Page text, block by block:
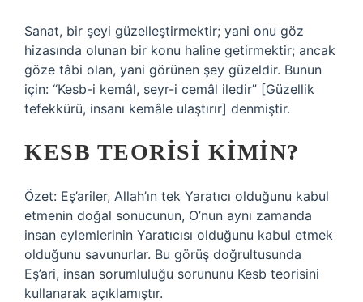
Sanat, bir şeyi güzelleştirmektir; yani onu göz
hizasında olunan bir konu haline getirmektir; ancak
göze tâbi olan, yani görünen şey güzeldir. Bunun
için: “Kesb-i kemâl, seyr-i cemâl iledir” [Güzellik
tefekkürü, insanı kemâle ulaştırır] denmiştir.
KESB TEORISI KIMIN?
Özet: Eş’ariler, Allah’ın tek Yaratıcı olduğunu kabul
etmenin doğal sonucunun, O’nun aynı zamanda
insan eylemlerinin Yaratıcısı olduğunu kabul etmek
olduğunu savunurlar. Bu görüş doğrultusunda
Eş’ari, insan sorumluluğu sorununu Kesb teorisini
kullanarak açıklamıştır.